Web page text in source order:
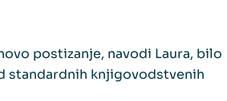
postizanje, navodi Laura, bilo
standardnih knjigovodstvenih